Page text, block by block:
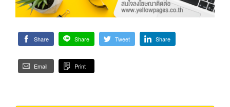
Share Share Tweet Share
Email Print